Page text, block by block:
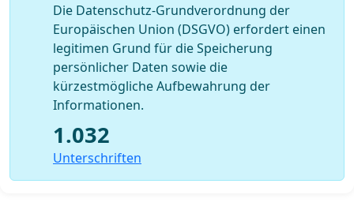
Die Datenschutz-Grundverordnung der
Europäischen Union (DSGVO) erfordert einen
legitimen Grund für die Speicherung
persönlicher Daten sowie die
kürzestmögliche Aufbewahrung der
Informationen.
1.032
Unterschriften